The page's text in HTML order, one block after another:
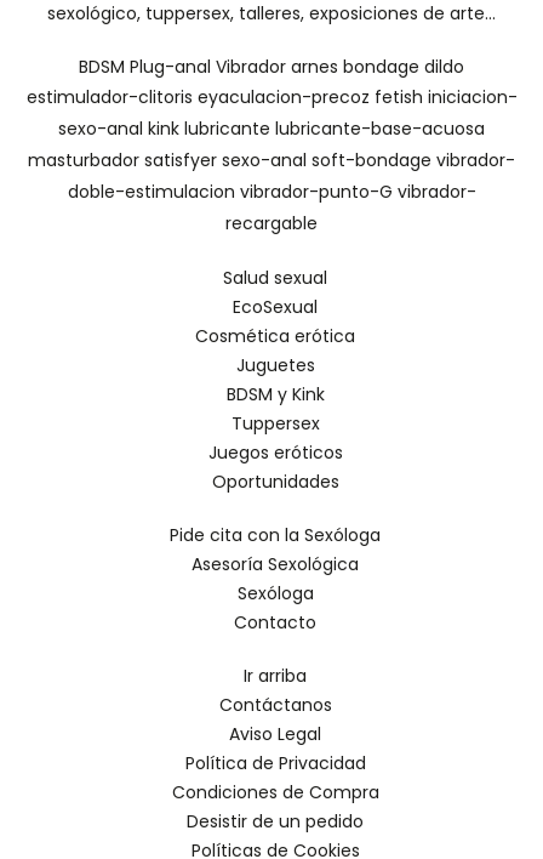
sexológico, tuppersex, talleres, exposiciones de arte...
BDSM Plug-anal Vibrador arnes bondage dildo
estimulador-clitoris eyaculacion-precoz fetish iniciacion-
sexo-anal kink lubricante lubricante-base-acuosa
masturbador satisfyer sexo-anal soft-bondage vibrador-
doble-estimulacion vibrador-punto-G vibrador-
recargable
Salud sexual
EcoSexual
Cosmética erótica
Juguetes
BDSM y Kink
Tuppersex
Juegos eróticos
Oportunidades
Pide cita con la Sexóloga
Asesoría Sexológica
Sexóloga
Contacto
Ir arriba
Contáctanos
Aviso Legal
Política de Privacidad
Condiciones de Compra
Desistir de un pedido
Políticas de Cookies